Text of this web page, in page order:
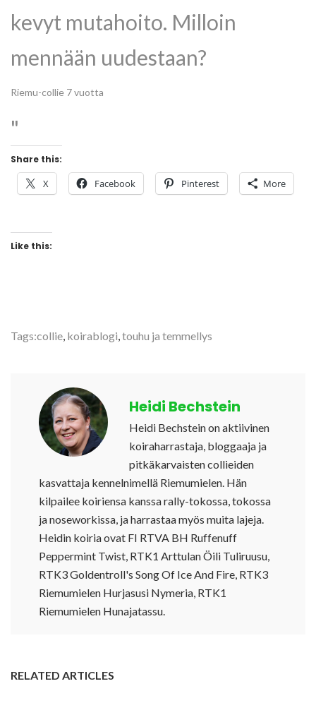
kevyt mutahoito. Milloin
mennään uudestaan?
Riemu-collie 7 vuotta
Share this:
X Facebook Pinterest More
Like this:
Tags:collie, koirablogi,touhu ja temmellys
Heidi Bechstein
Heidi Bechstein on aktiivinen
koiraharrastaja, bloggaaja ja
pitkäkarvaisten collieiden
kasvattaja kennelnimellä Riemumielen. Hän
kilpailee koiriensa kanssa rally-tokossa, tokossa
ja noseworkissa, ja harrastaa myös muita lajeja.
Heidin koiria ovat FI RTVA BH Ruffenuff
Peppermint Twist, RTK1 Arttulan Öili Tuliruusu,
RTK3 Goldentroll's Song Of Ice And Fire, RTK3
Riemumielen Hurjasusi Nymeria, RTK1
Riemumielen Hunajatassu.
RELATED ARTICLES